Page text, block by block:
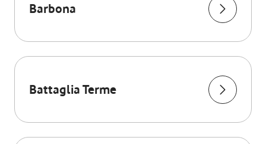
Barbona
Battaglia Terme